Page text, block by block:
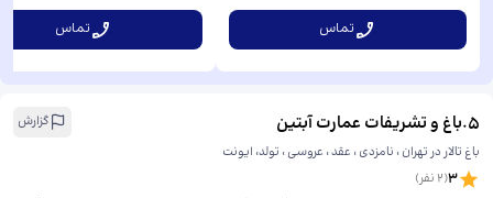
تماس تماس
5
.باغ و تشریفات عمارت آبتین
گزارش
باغ تالار در تهران ، نامزدی ، عقد ، عروسی ، تولد، ایونت
3
(
2نفر)